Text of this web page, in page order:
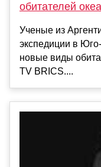
обитателей
Ученые из
экспедиции в
новые виды
TV BRICS....